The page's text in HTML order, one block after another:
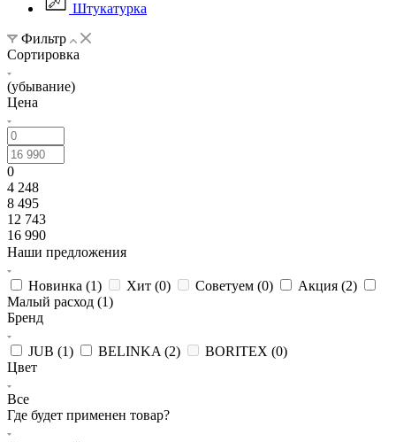
Штукатурка
Фильтр
Сортировка
(убывание)
Цена
0
4 248
8 495
12 743
16 990
Наши предложения
Новинка (1) Хит (0) Советуем (0) Акция (2)
Малый расход (1)
Бренд
JUB (1) BELINKA (2) BORITEX (0)
Цвет
Все
Где будет применен товар?